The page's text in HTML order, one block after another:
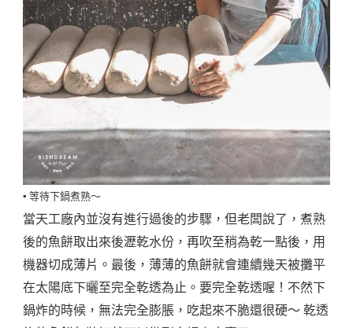
▪️ 等待下鍋煮熟～
當天工廠內並沒有進行過後的步驟，但老闆說了，煮熟
後的魚餅取出來後瀝乾水份，再吹至稍為乾一點後，用
機器切成薄片。最後，薄薄的魚餅就會連續幾天被攤平
在太陽底下曬至完全乾透為止。要完全乾透喔！不然下
鍋炸的時候，無法完全膨脹，吃起來不脆還很硬～ 乾透